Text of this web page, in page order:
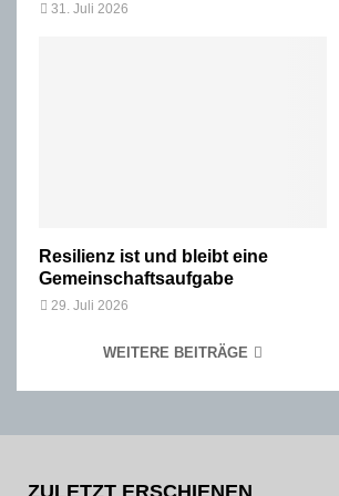
31. Juli 2026
Resilienz ist und bleibt eine
Gemeinschaftsaufgabe
29. Juli 2026
WEITERE BEITRÄGE
ZULETZT ERSCHIENEN